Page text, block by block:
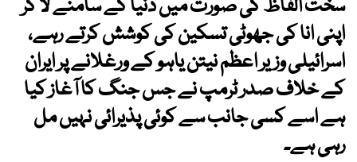
سخت الفاظ کی صورت میں دنیا کے سامنے لا کر
اپنی انا کی جھوٹی تسکین کی کوشش کرتے رہے،
اسرائیلی وزیر اعظم نیتن یاہو کے ورغلانے پر ایران
کے خلاف صدر ٹرمپ نے جس جنگ کا آغاز کیا
ہے اسے کسی جانب سے کوئی پذیرائی نہیں مل
رہی ہے۔